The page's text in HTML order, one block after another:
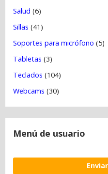
Salud (6)
Sillas (41)
Soportes para micrófono (5)
Tabletas (3)
Teclados (104)
Webcams (30)
Menú de usuario